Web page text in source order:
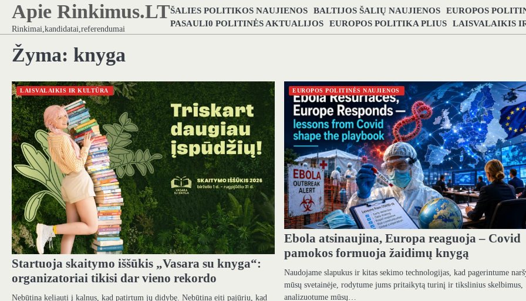
Skip
content
Apie Rinkimus.LT
Rinkimai,kandidatai,referendumai
ŠALIES POLITIKOS NAUJIENOS BALTIJOS ŠALIŲ NAUJIENOS EUROPOS
PASAULI0 POLITINĖS AKTUALIJOS EUROPOS POLITIKA PLIUS LAISVALAIKIS
Žyma: knyga
LAISVALAIKIS IR KULTŪRA
Startuoja skaitymo iššūkis „Vasara su knyga“:
organizatoriai tikisi dar vieno rekordo
Nebūtina keliauti į kalnus, kad patirtum jų didybę. Nebūtina eiti pajūriu, kad
EUROPOS POLITINĖS NAUJIENOS
Ebola atsinaujina, Europa reaguoja – Covid
pamokos formuoja žaidimų knygą
Naudojame slapukus ir kitas sekimo technologijas, kad pagerintume
mūsų svetainėje, rodytume jums pritaikytą turinį ir tikslinius skelbimus,
analizuotume mūsų…